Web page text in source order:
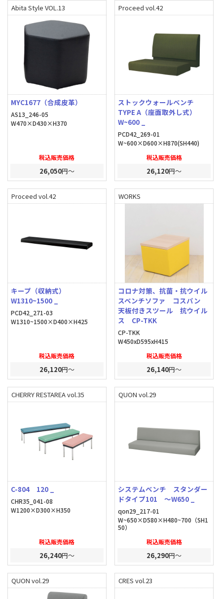
Abita Style VOL.13
MYC1677（合成皮革）
AS13_246-05
W470×D430×H370
税込販売価格
26,050円～
Proceed vol.42
ストックウォールベンチ
TYPE A（座面取外し式）
W~600 _
PCD42_269-01
W~600×D600×H870(SH440)
税込販売価格
26,120円～
Proceed vol.42
キープ（収納式）
W1310~1500 _
PCD42_271-03
W1310~1500×D400×H425
税込販売価格
26,120円～
WORKS
コロナ対策、抗菌・抗ウイル
スベンチソファ コスパン
天板付きスツール 抗ウイル
ス CP-TKK
CP-TKK
W450xD595xH415
税込販売価格
26,140円～
CHERRY RESTAREA vol.35
C-804 120 _
CHR35_041-08
W1200×D300×H350
税込販売価格
26,240円～
QUON vol.29
システムベンチ スタンダー
ドタイプ101 ～W650 _
qon29_217-01
W~650×D580×H480~700（SH1
50）
税込販売価格
26,290円～
QUON vol.29 CRES vol.23